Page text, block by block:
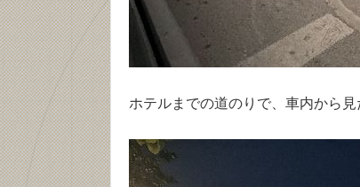
ホテルまでの道のりで、車内から